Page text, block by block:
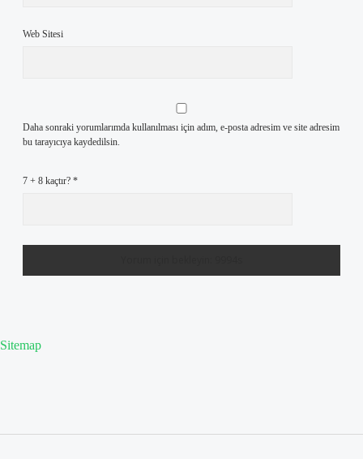
Web Sitesi
Daha sonraki yorumlarımda kullanılması için adım, e-posta adresim ve site adresim
bu tarayıcıya kaydedilsin.
7 + 8 kaçtır? *
Sitemap